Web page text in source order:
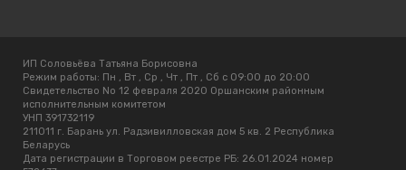
ИП Соловьёва Татьяна Борисовна
Режим работы: Пн , Вт , Ср , Чт , Пт , Сб c 09:00 до 20:00
Свидетельство No 12 февраля 2020 Оршанским районным
исполнительным комитетом
УНП 391732119
211011 г. Барань ул. Радзивилловская дом 5 кв. 2 Республика
Беларусь
Дата регистрации в Торговом реестре РБ: 26.01.2024 номер